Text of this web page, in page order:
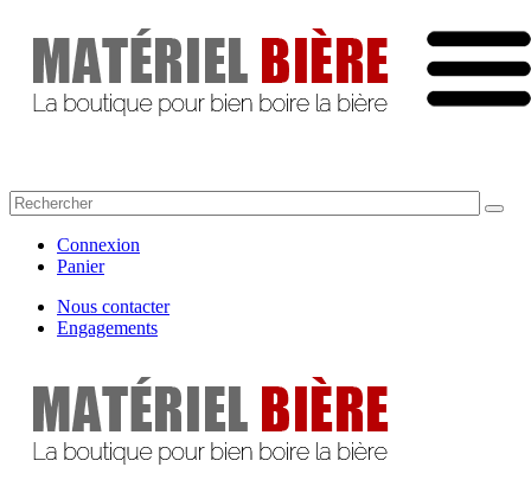
Connexion
Panier
Nous contacter
Engagements